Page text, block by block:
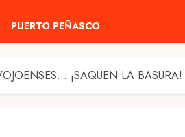
PUERTO PEÑASCO
¡SAQUEN LA BASURA!